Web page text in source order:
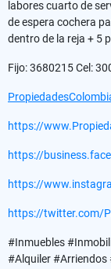
labores cuarto de
de espera cochera
dentro de la reja + 5
Fijo: 3680215 Cel:
https://
https://
https://
https://twitter.com/
#Inmuebles
#Alquiler